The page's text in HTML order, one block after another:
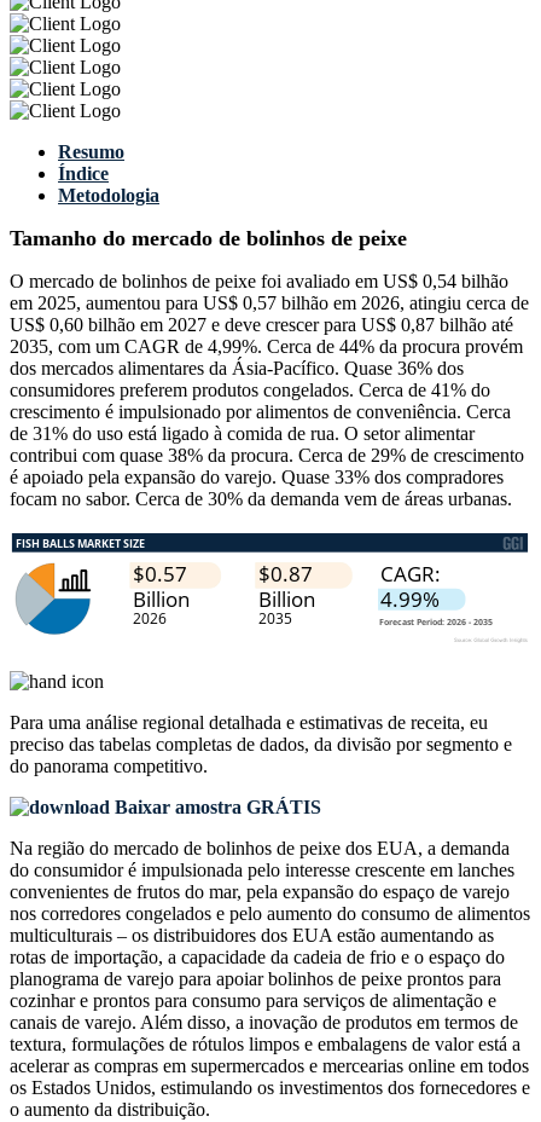
Resumo
Índice
Metodologia
Tamanho do mercado de bolinhos de peixe
O mercado de bolinhos de peixe foi avaliado em US$ 0,54 bilhão
em 2025, aumentou para US$ 0,57 bilhão em 2026, atingiu cerca de
US$ 0,60 bilhão em 2027 e deve crescer para US$ 0,87 bilhão até
2035, com um CAGR de 4,99%. Cerca de 44% da procura provém
dos mercados alimentares da Ásia-Pacífico. Quase 36% dos
consumidores preferem produtos congelados. Cerca de 41% do
crescimento é impulsionado por alimentos de conveniência. Cerca
de 31% do uso está ligado à comida de rua. O setor alimentar
contribui com quase 38% da procura. Cerca de 29% de crescimento
é apoiado pela expansão do varejo. Quase 33% dos compradores
focam no sabor. Cerca de 30% da demanda vem de áreas urbanas.
Para uma análise regional detalhada e estimativas de receita, eu
preciso das tabelas completas de dados, da divisão por segmento e
do panorama competitivo.
Baixar amostra GRÁTIS
Na região do mercado de bolinhos de peixe dos EUA, a demanda
do consumidor é impulsionada pelo interesse crescente em lanches
convenientes de frutos do mar, pela expansão do espaço de varejo
nos corredores congelados e pelo aumento do consumo de alimentos
multiculturais – os distribuidores dos EUA estão aumentando as
rotas de importação, a capacidade da cadeia de frio e o espaço do
planograma de varejo para apoiar bolinhos de peixe prontos para
cozinhar e prontos para consumo para serviços de alimentação e
canais de varejo. Além disso, a inovação de produtos em termos de
textura, formulações de rótulos limpos e embalagens de valor está a
acelerar as compras em supermercados e mercearias online em todos
os Estados Unidos, estimulando os investimentos dos fornecedores e
o aumento da distribuição.